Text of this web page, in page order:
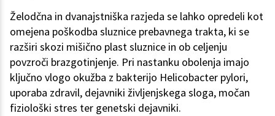
Želodčna in dvanajstniška razjeda se lahko opredeli kot
omejena poškodba sluznice prebavnega trakta, ki se
razširi skozi mišično plast sluznice in ob celjenju
povzroči brazgotinjenje. Pri nastanku obolenja imajo
ključno vlogo okužba z bakterijo Helicobacter pylori,
uporaba zdravil, dejavniki življenjskega sloga, močan
fiziološki stres ter genetski dejavniki.